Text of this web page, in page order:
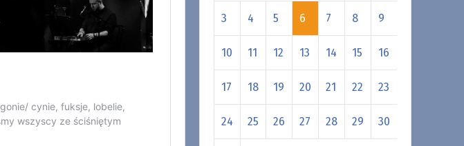
3 4 5 6 7 8 9
10 11 12 13 14 15 16
17 18 19 20 21 22 23
24 25 26 27 28 29 30